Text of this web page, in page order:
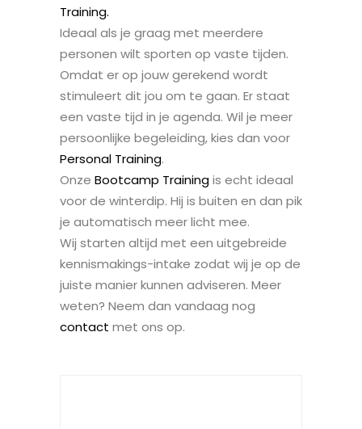
Training.
Ideaal als je graag met meerdere
personen wilt sporten op vaste tijden.
Omdat er op jouw gerekend wordt
stimuleert dit jou om te gaan. Er staat
een vaste tijd in je agenda. Wil je meer
persoonlijke begeleiding, kies dan voor
Personal Training.
Onze Bootcamp Trainingis echt ideaal
voor de winterdip. Hij is buiten en dan pik
je automatisch meer licht mee.
Wij starten altijd met een uitgebreide
kennismakings-intake zodat wij je op de
juiste manier kunnen adviseren. Meer
weten? Neem dan vandaag nog
contact met ons op.